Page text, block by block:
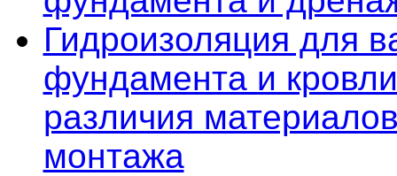
Гидроизоляция для
фундамента и
различия
монтажа